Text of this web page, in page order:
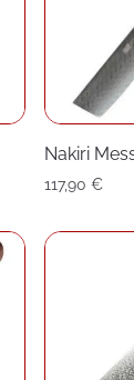
Nakiri
117,90€